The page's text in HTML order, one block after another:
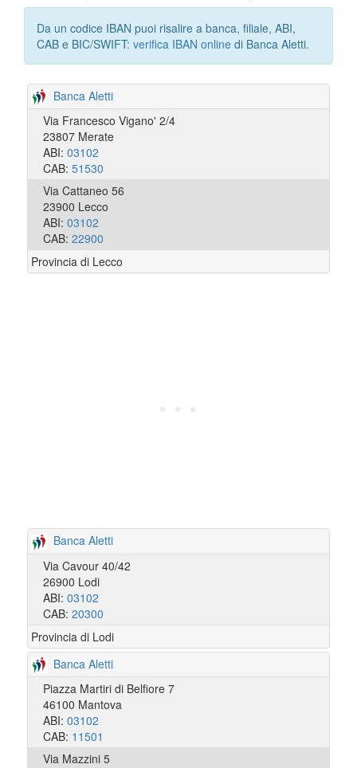
Da un codice IBAN puoi risalire a banca, filiale, ABI,
CAB e BIC/SWIFT: verifica IBAN online di Banca Aletti.
Banca Aletti
Via Francesco Vigano' 2/4
23807 Merate
ABI: 03102
CAB: 51530
Via Cattaneo 56
23900 Lecco
ABI: 03102
CAB: 22900
Provincia di Lecco
Banca Aletti
Via Cavour 40/42
26900 Lodi
ABI: 03102
CAB: 20300
Provincia di Lodi
Banca Aletti
Piazza Martiri di Belfiore 7
46100 Mantova
ABI: 03102
CAB: 11501
Via Mazzini 5